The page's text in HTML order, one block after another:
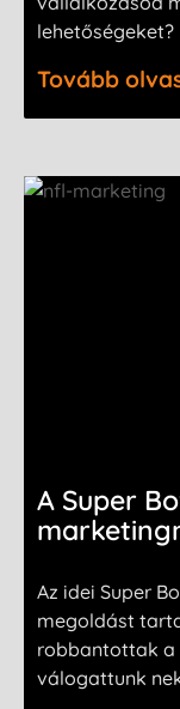
lehetőségeket?
Tovább
A Super
Az idei Super
megoldást
robbantottak a
válogattunk